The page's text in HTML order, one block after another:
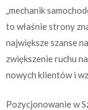
„mechanik
to właśnie strony
największe szanse
zwiększenie ruchu
nowych klientów i
Pozycjonowanie w